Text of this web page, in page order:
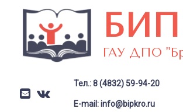
содержимому
ГАУ ДПО
E-mail
VK Заголовок сайта
Тел.: 8 (4832) 59-94-20
E-mail: info@bipkro.ru